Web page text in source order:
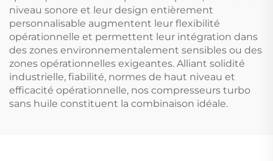
niveau sonore et leur design entièrement
personnalisable augmentent leur flexibilité
opérationnelle et permettent leur intégration dans
des zones environnementalement sensibles ou des
zones opérationnelles exigeantes. Alliant solidité
industrielle, fiabilité, normes de haut niveau et
efficacité opérationnelle, nos compresseurs turbo
sans huile constituent la combinaison idéale.